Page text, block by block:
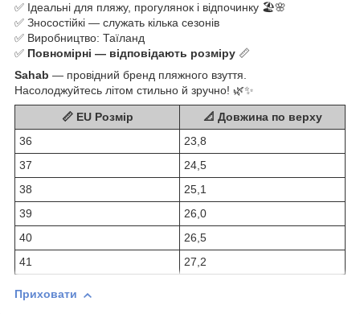
✅ Ідеальні для пляжу, прогулянок і відпочинку 🏖️🌸
✅ Зносостійкі — служать кілька сезонів
✅ Виробництво: Таїланд
✅ Повномірні — відповідають розміру 📏
Sahab — провідний бренд пляжного взуття.
Насолоджуйтесь літом стильно й зручно! 🌿✨
📏 EU Розмір
📐 Довжина по верху
36
23,8
37
24,5
38
25,1
39
26,0
40
26,5
41
27,2
Приховати